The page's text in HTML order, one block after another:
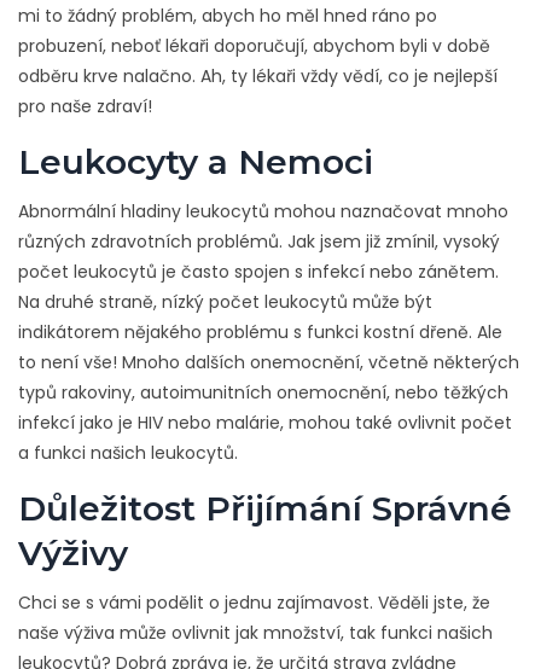
mi to žádný problém, abych ho měl hned ráno po
probuzení, neboť lékaři doporučují, abychom byli v době
odběru krve nalačno. Ah, ty lékaři vždy vědí, co je nejlepší
pro naše zdraví!
Leukocyty a Nemoci
Abnormální hladiny leukocytů mohou naznačovat mnoho
různých zdravotních problémů. Jak jsem již zmínil, vysoký
počet leukocytů je často spojen s infekcí nebo zánětem.
Na druhé straně, nízký počet leukocytů může být
indikátorem nějakého problému s funkci kostní dřeně. Ale
to není vše! Mnoho dalších onemocnění, včetně některých
typů rakoviny, autoimunitních onemocnění, nebo těžkých
infekcí jako je HIV nebo malárie, mohou také ovlivnit počet
a funkci našich leukocytů.
Důležitost Přijímání Správné
Výživy
Chci se s vámi podělit o jednu zajímavost. Věděli jste, že
naše výživa může ovlivnit jak množství, tak funkci našich
leukocytů? Dobrá zpráva je, že určitá strava zvládne